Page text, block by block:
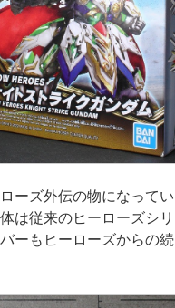
ーズ外伝の物になって
は従来のヒーローズシリ
ーもヒーローズからの続